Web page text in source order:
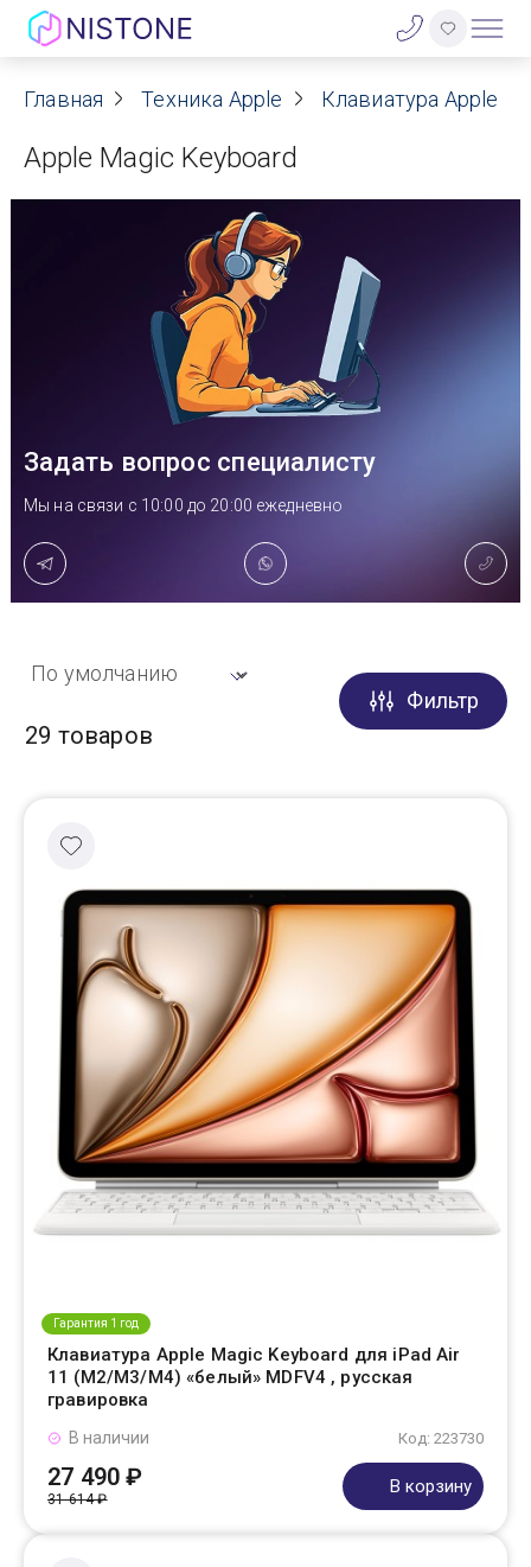
Акции
О нас
Договор оферты
Реквизиты
Контакты
Гарантия
Главная Техника Apple Клавиатура Apple
Apple Magic Keyboard
Задать вопрос специалисту
Мы на связи с 10:00 до 20:00 ежедневно
29 товаров
Фильтр
Гарантия 1 год
Клавиатура Apple Magic Keyboard для iPad Air
11 (M2/M3/M4) «белый» MDFV4 , русская
гравировка
Код: 223730
В наличии
27 490 ₽
31 614 ₽
В корзину